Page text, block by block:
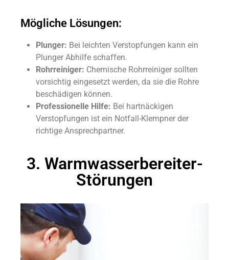
Mögliche Lösungen:
Plunger: Bei leichten Verstopfungen kann ein
Plunger Abhilfe schaffen.
Rohrreiniger: Chemische Rohrreiniger sollten
vorsichtig eingesetzt werden, da sie die Rohre
beschädigen können.
Professionelle Hilfe: Bei hartnäckigen
Verstopfungen ist ein Notfall-Klempner der
richtige Ansprechpartner.
3. Warmwasserbereiter-
Störungen